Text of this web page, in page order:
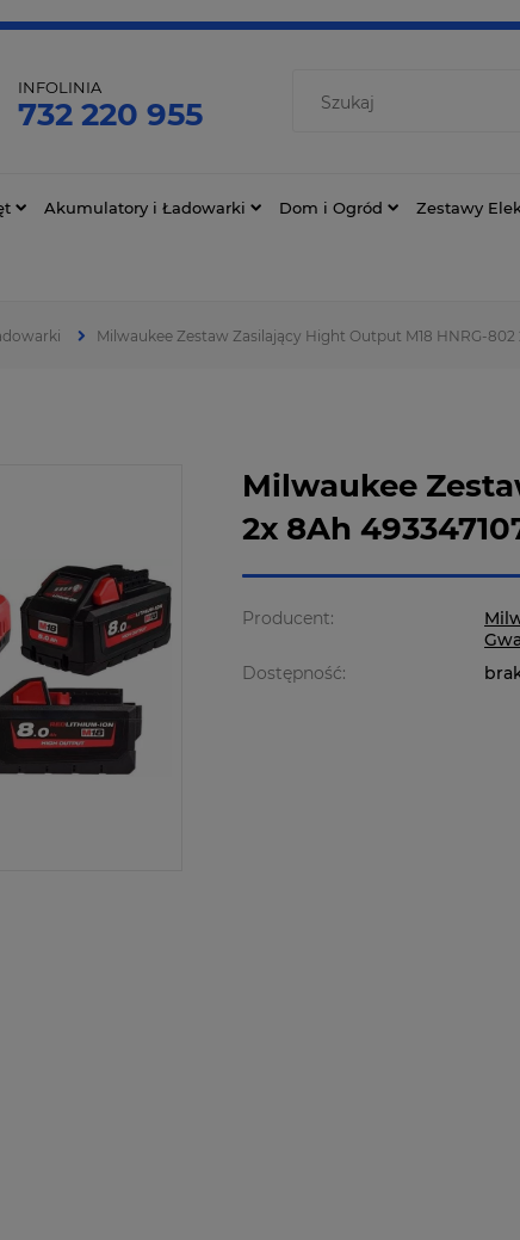
INFOLINIA
732 220 955
Akumulatory i Ładowarki Dom i Ogród Zestawy
Milwaukee Zestaw Zasilający Hight Output M18 HNRG-802
Milwaukee
2x 8Ah
Producent:
Dostępność: